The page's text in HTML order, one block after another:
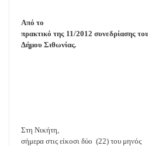
Από το
πρακτικό της 11/2012 συνεδρίασης
Δήμου Σιθωνίας.
Στη Νικήτη,
σήμερα στις είκοσι δύο (22) του μηνός